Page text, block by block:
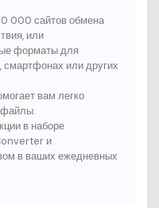
000 сайтов обмена
или
форматы для
смартфонах или других
вам легко
файлы.
в наборе
и
в ваших ежедневных